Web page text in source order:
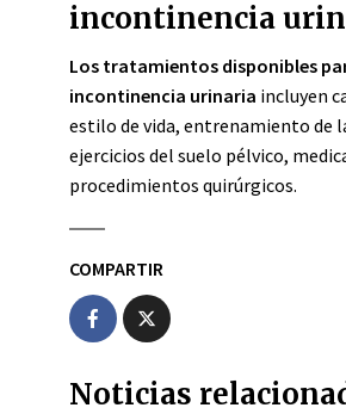
incontinencia
Los tratamientos disponibles
incontinencia urinaria incluyen
estilo de vida, entrenamiento de
ejercicios del suelo pélvico,
procedimientos quirúrgicos.
COMPARTIR
Noticias